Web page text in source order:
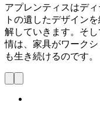
アプレンティスはデ
トの遺したデザイン
解していきます。そ
情は、家具がワーク
も生き続けるのです。